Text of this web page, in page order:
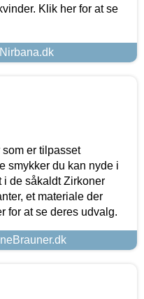
Klik her for at se
er tilpasset
smykker du kan nyde i
i de såkaldt Zirkoner
et materiale der
for at se deres udvalg.